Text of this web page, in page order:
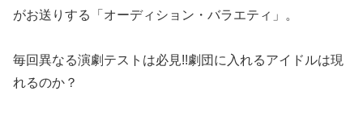
がお送りする「オーディション・バラエティ」。
毎回異なる演劇テストは必見!!劇団に入れるアイドルは現
れるのか？